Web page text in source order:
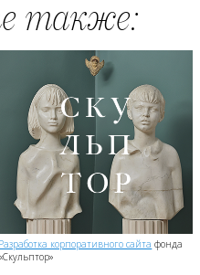
также:
Разработка корпоративного сайта фонда
«Скульптор»